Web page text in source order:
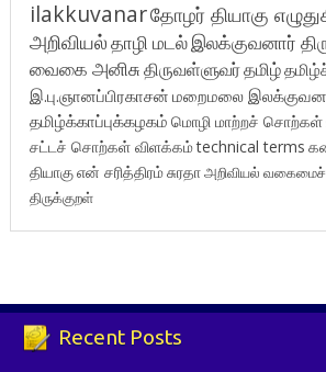
ilakkuvanarதோழர் தியாகு
அறிவியல்தாழி மடல்இலக்குவனார்
வைகை அனிசுதிருவள்ளுவர்தமிழ்
இ.பு.ஞானப்பிரகாசன் மறைமலை
தமிழ்க்காப்புக்கழகம் மொழி மாற்றச் சொற்கள்
சட்டச் சொற்கள் விளக்கம்technical terms
தியாகுஎன் சரித்திரம்சுரதாஅறிவியல்
திருக்குறள்
Recent Posts